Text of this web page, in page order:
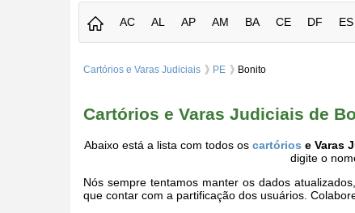
AC AL AP AM BA CE DF ES
Cartórios e Varas Judiciais PE Bonito
Cartórios e Varas Judiciais de
Abaixo está a lista com todos os cartórios e Varas
digite o
Nós sempre tentamos manter os dados
que contar com a partificação dos usuários.